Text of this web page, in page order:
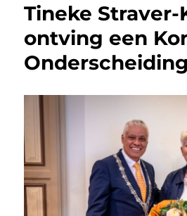
Tineke Straver-
ontving een
Onderscheiding